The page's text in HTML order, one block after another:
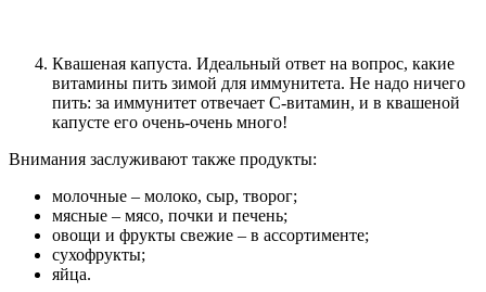
Квашеная капуста. Идеальный ответ на вопрос, какие
витамины пить зимой для иммунитета. Не надо ничего
пить: за иммунитет отвечает С-витамин, и в квашеной
капусте его очень-очень много!
Внимания заслуживают также продукты:
молочные – молоко, сыр, творог;
мясные – мясо, почки и печень;
овощи и фрукты свежие – в ассортименте;
сухофрукты;
яйца.